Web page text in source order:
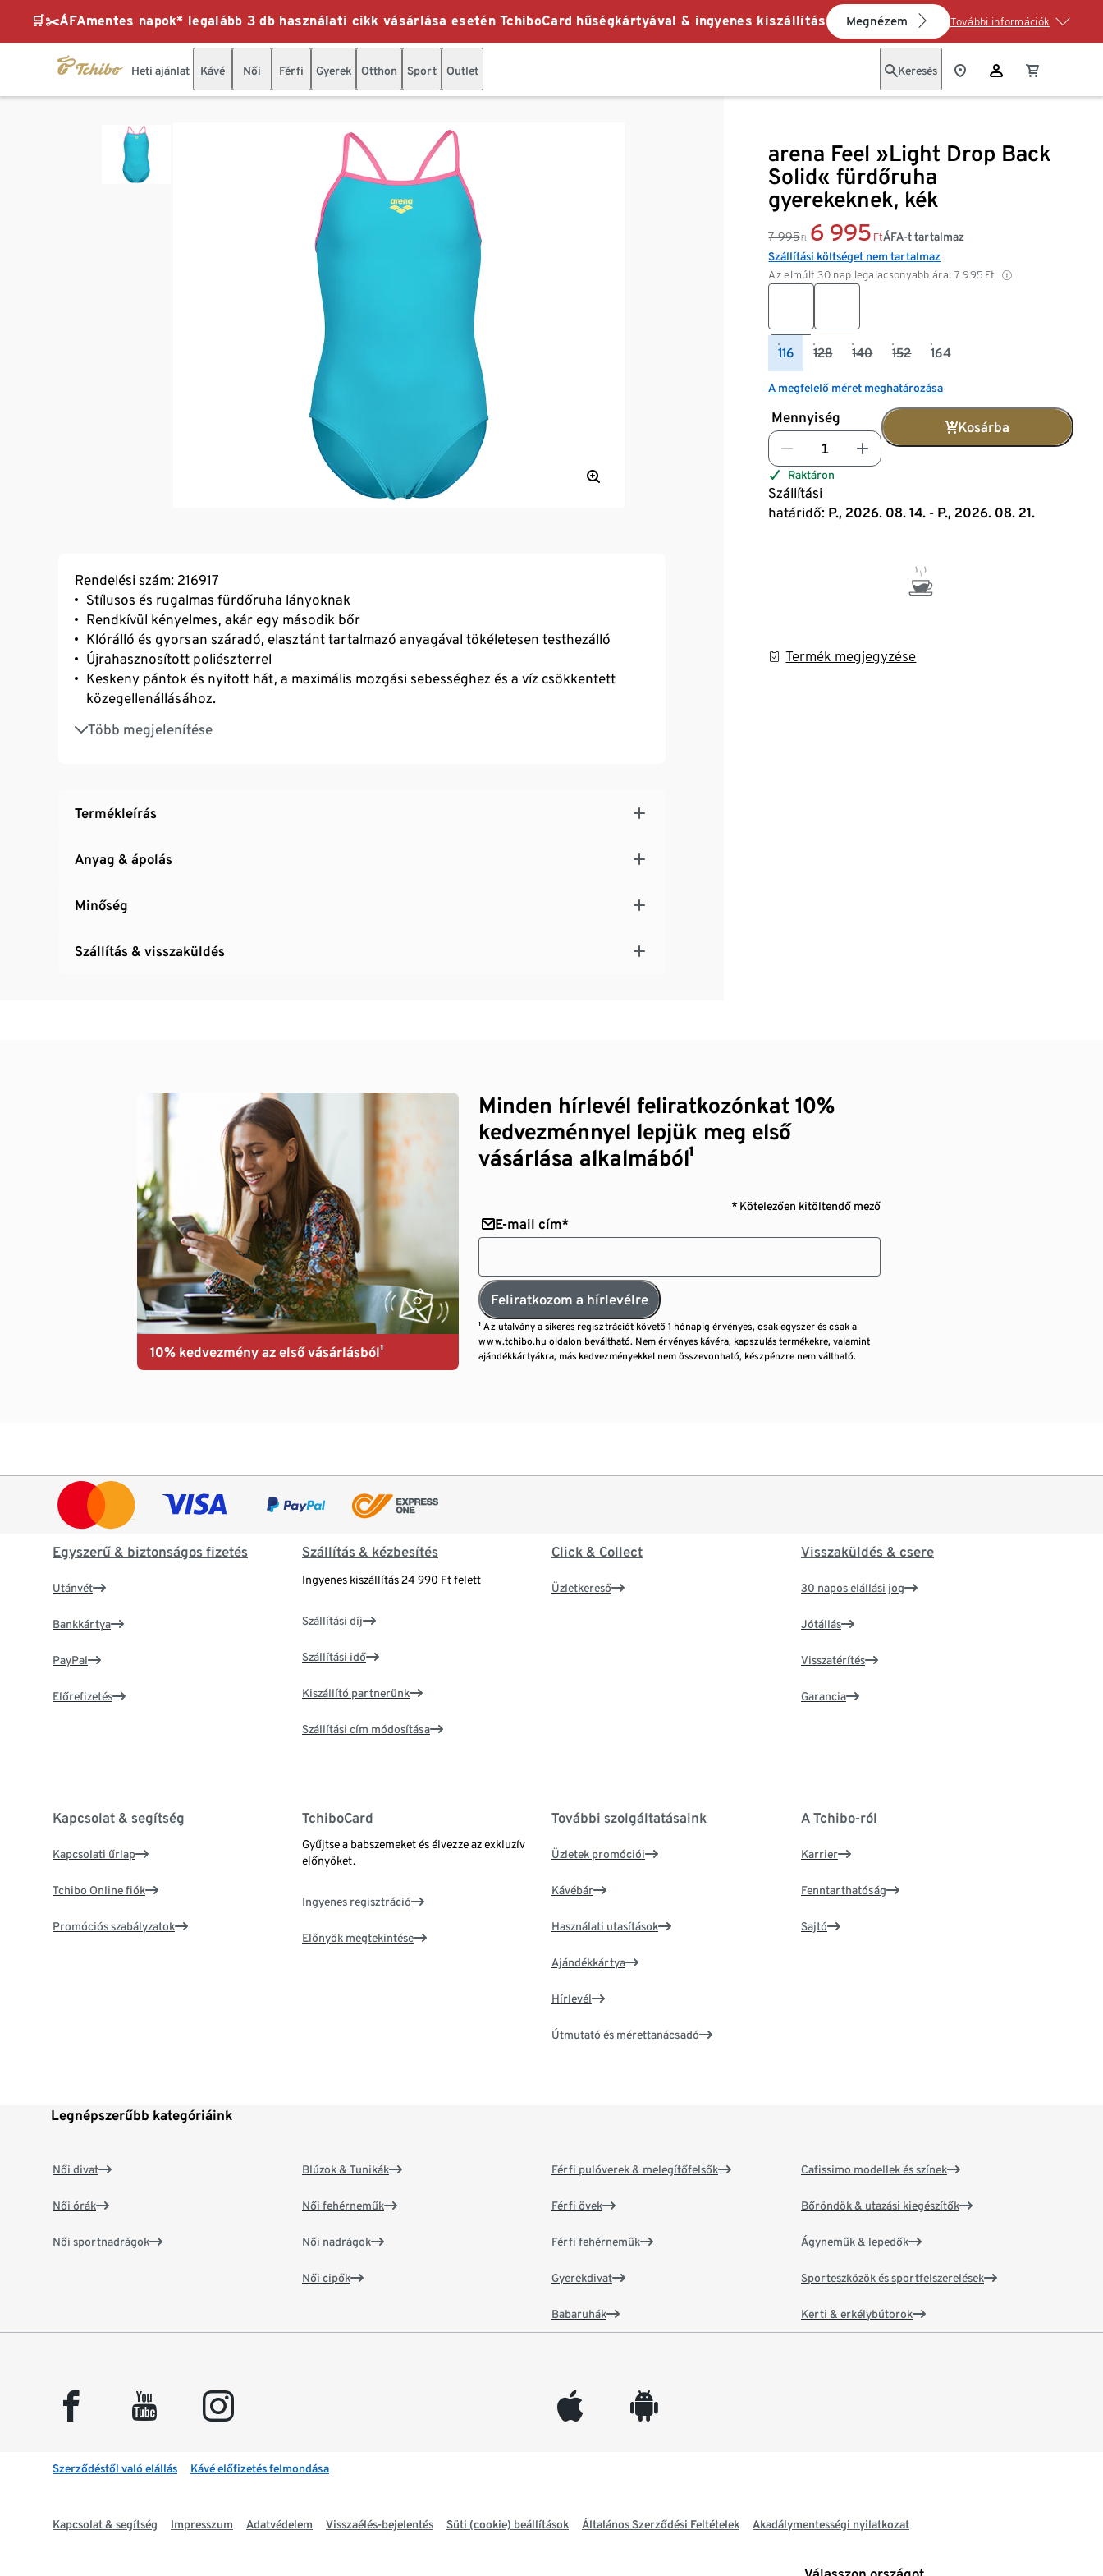
🛒✂️ÁFAmentes napok* legalább 3 db használati cikk vásárlása esetén TchiboCard hűségkártyával & ingyenes kiszállítás Megnézem További információk
Heti ajánlat Kávé Női Férfi Gyerek Otthon Sport Outlet Keresés
arena Feel »Light Drop Back
Solid« fürdőruha
gyerekeknek, kék
7 995 Ft 6 995 Ft
Az elmúlt 30 nap legalacsonyabb ára: 7 995 Ft
ÁFA-t tartalmaz
Szállítási költséget nem tartalmaz
116 128 140 152 164
A megfelelő méret meghatározása
Mennyiség
Kosárba
Raktáron
Szállítási
határidő: P., 2026. 08. 14. - P., 2026. 08. 21.
Termék megjegyzése
Rendelési szám: 216917
Stílusos és rugalmas fürdőruha lányoknak
Rendkívül kényelmes, akár egy második bőr
Klórálló és gyorsan száradó, elasztánt tartalmazó anyagával tökéletesen testhezálló
Újrahasznosított poliészterrel
Keskeny pántok és nyitott hát, a maximális mozgási sebességhez és a víz csökkentett
közegellenállásához.
Több megjelenítése
A fő anyag az OEKO-TEX® STANDARD 100 szerint tanúsított
Ideális a fitnesz- és kedvtelésből úszó lányok számára, minden vízi tevékenységhez
Termékleírás
Anyag & ápolás
Minőség
Szállítás & visszaküldés
10% kedvezmény az első vásárlásból¹
Minden hírlevél feliratkozónkat 10%
kedvezménnyel lepjük meg első
vásárlása alkalmából¹
* Kötelezően kitöltendő mező
E-mail cím*
Feliratkozom a hírlevélre
¹ Az utalvány a sikeres regisztrációt követő 1 hónapig érvényes, csak egyszer és csak a
www.tchibo.hu oldalon beváltható. Nem érvényes kávéra, kapszulás termékekre, valamint
ajándékkártyákra, más kedvezményekkel nem összevonható, készpénzre nem váltható.
Egyszerű & biztonságos fizetés
Utánvét
Bankkártya
PayPal
Előrefizetés
Szállítás & kézbesítés
Ingyenes kiszállítás 24 990 Ft felett
Szállítási díj
Szállítási idő
Kiszállító partnerünk
Szállítási cím módosítása
Click & Collect
Üzletkereső
Visszaküldés & csere
30 napos elállási jog
Jótállás
Visszatérítés
Garancia
Kapcsolat & segítség
Kapcsolati űrlap
Tchibo Online fiók
Promóciós szabályzatok
TchiboCard
Gyűjtse a babszemeket és élvezze az exkluzív
előnyöket.
Ingyenes regisztráció
Előnyök megtekintése
További szolgáltatásaink
Üzletek promóciói
Kávébár
Használati utasítások
Ajándékkártya
Hírlevél
Útmutató és mérettanácsadó
A Tchibo-ról
Karrier
Fenntarthatóság
Sajtó
Legnépszerűbb kategóriáink
Női divat
Női órák
Női sportnadrágok
Blúzok & Tunikák
Női fehérneműk
Női nadrágok
Női cipők
Férfi pulóverek & melegítőfelsők
Férfi övek
Férfi fehérneműk
Gyerekdivat
Babaruhák
Cafissimo modellek és színek
Bőröndök & utazási kiegészítők
Ágyneműk & lepedők
Sporteszközök és sportfelszerelések
Kerti & erkélybútorok
facebook youtube instagram appleinc android
Szerződéstől való elállás Kávé előfizetés felmondása
Kapcsolat & segítség Impresszum Adatvédelem Visszaélés-bejelentés Süti (cookie) beállítások Általános Szerződési Feltételek Akadálymentességi nyilatkozat